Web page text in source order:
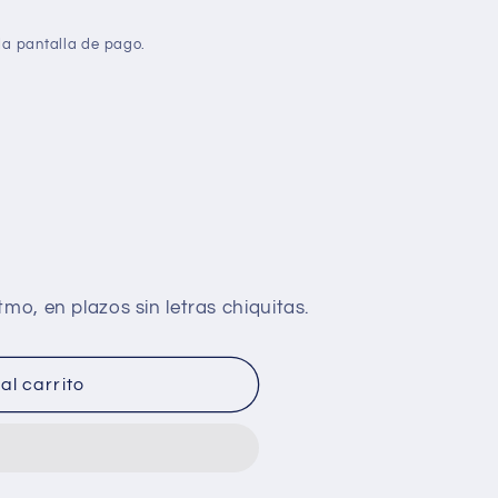
pantalla de pago.
carrito